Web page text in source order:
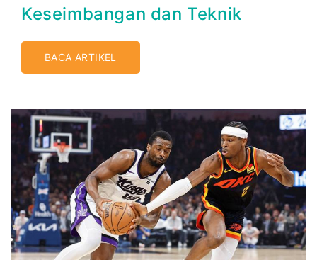
Keseimbangan dan Teknik
BACA ARTIKEL